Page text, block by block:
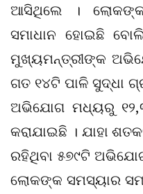
ଆସିଥିଲେ ।
ସମାଧାନ ହୋଇଛି
ମୁଖ୍ୟମନ୍ତ୍ରୀଙ୍କ
ଗତ ୧୪ଟି ପାଳି ସୁଦ୍ଧା
ଅଭିଯୋଗ ମଧ୍ୟରୁ
କରାଯାଇଛି । ଯାହା
ରହିଥିବା ୫୭୯ଟି
ଲୋକଙ୍କ ସମସ୍ୟାର